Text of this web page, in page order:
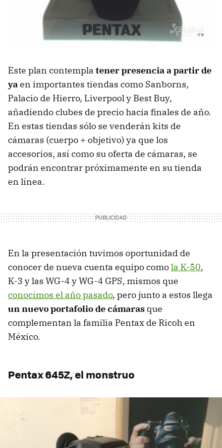
Este plan contempla tener presencia a partir de
yaen importantes tiendas como Sanborns,
Palacio de Hierro, Liverpool y Best Buy,
añadiendo clubes de precio hacia finales de año.
En estas tiendas sólo se venderán kits de
cámaras (cuerpo + objetivo) ya que los
accesorios, así como su oferta de cámaras, se
podrán encontrar próximamente en su tienda
en línea.
En la presentación tuvimos oportunidad de
conocer de nueva cuenta equipo comola K-50,
K-3 y las WG-4 y WG-4 GPS, mismos que
conocimos el año pasado, pero junto a estos llega
un nuevo portafolio de cámaras que
complementan la familia Pentax de Ricoh en
México.
Pentax 645Z, el monstruo